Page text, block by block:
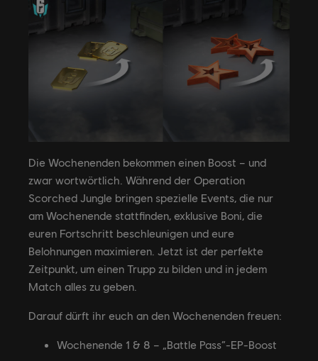
Die Wochenenden bekommen einen Boost – und
zwar wortwörtlich. Während der Operation
Scorched Jungle bringen spezielle Events, die nur
am Wochenende stattfinden, exklusive Boni, die
euren Fortschritt beschleunigen und eure
Belohnungen maximieren. Jetzt ist der perfekte
Zeitpunkt, um einen Trupp zu bilden und in jedem
Match alles zu geben.
Darauf dürft ihr euch an den Wochenenden freuen:
Wochenende 1 & 8 – „Battle Pass“-EP-Boost